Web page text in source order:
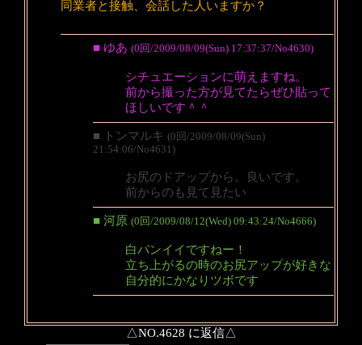
同業者と接触、会話した人いますか？
■ ゆあ (0回/2009/08/09(Sun) 17:37:37/No4630)
シチュエーションに萌えますね。
前から撮った方が見てたらぜひ貼って
ほしいです＾＾
■ トンマルキ (0回/2009/08/09(Sun)
21:54:06/No4631)
お尻のドアップから。良いです。
前からのも見て見たい
■ 河原 (0回/2009/08/12(Wed) 09:43:24/No4666)
白パンイイですねー！
立ち上がるの時のお尻アップが好きな
自分的にかなりツボです
△NO.4628 に返信△